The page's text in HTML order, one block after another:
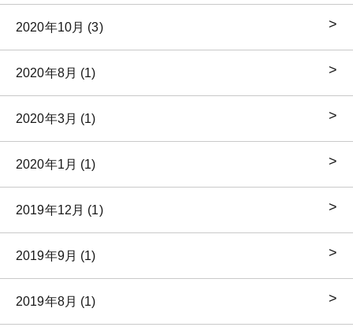
2020年10月 (3)
2020年8月 (1)
2020年3月 (1)
2020年1月 (1)
2019年12月 (1)
2019年9月 (1)
2019年8月 (1)